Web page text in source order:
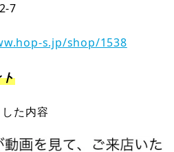
7
s.jp/shop/1538
た内容